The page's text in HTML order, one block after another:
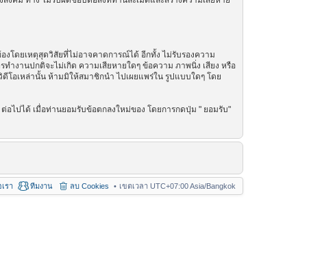
งโดยเหตุสุดวิสัยที่ไม่อาจคาดการณ์ได้ อีกทั้ง ไม่รับรองความ
ำงานปกติจะไม่เกิด ความเสียหายใดๆ ข้อความ ภาพนิ่ง เสียง หรือ
โอเหล่านั้น ห้ามมิให้สมาชิกนำ ไปเผยแพร่ใน รูปแบบใดๆ โดย
อไปได้ เมื่อท่านยอมรับข้อตกลงใหม่ของ โดยการกดปุ่ม " ยอมรับ"
เขตเวลา UTC+07:00 Asia/Bangkok
ลบ Cookies
ทีมงาน
รา